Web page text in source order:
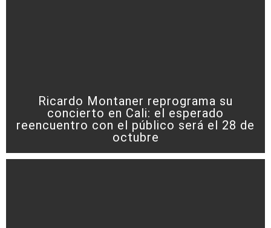
Ricardo Montaner reprograma su
concierto en Cali: el esperado
reencuentro con el público será el 28 de
octubre